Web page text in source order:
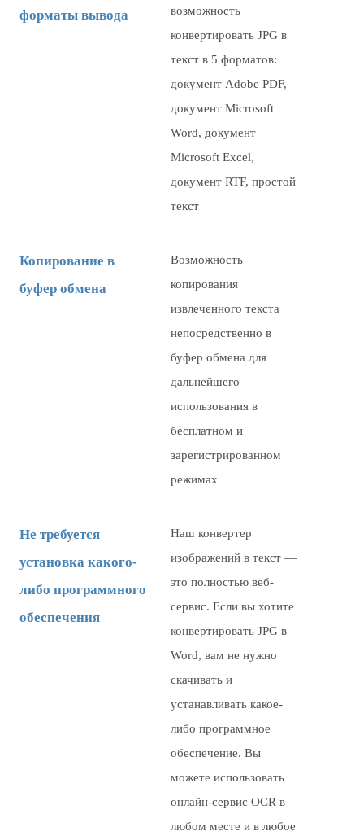
форматы вывода
возможность
конвертировать JPG в
текст в 5 форматов:
документ Adobe PDF,
документ Microsoft
Word, документ
Microsoft Excel,
документ RTF, простой
текст
Копирование в
буфер обмена
Возможность
копирования
извлеченного текста
непосредственно в
буфер обмена для
дальнейшего
использования в
бесплатном и
зарегистрированном
режимах
Не требуется
установка какого-
либо программного
обеспечения
Наш конвертер
изображений в текст —
это полностью веб-
сервис. Если вы хотите
конвертировать JPG в
Word, вам не нужно
скачивать и
устанавливать какое-
либо программное
обеспечение. Вы
можете использовать
онлайн-сервис OCR в
любом месте и в любое